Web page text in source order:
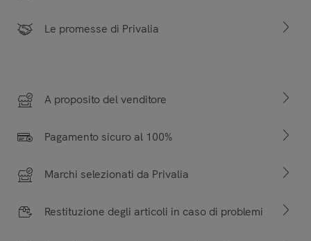
Le promesse di Privalia
A proposito del venditore
Pagamento sicuro al 100%
Marchi selezionati da Privalia
Restituzione degli articoli in caso di problemi